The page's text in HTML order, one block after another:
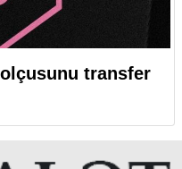
transfer